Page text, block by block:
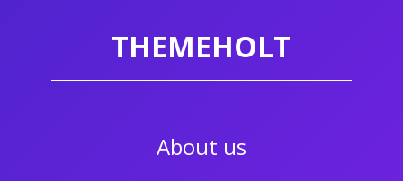
THEMEHOLT
About us